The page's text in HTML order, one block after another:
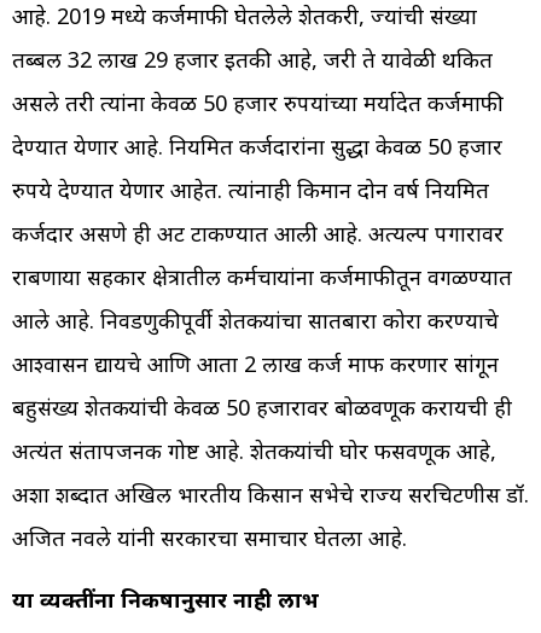
आहे. 2019 मध्ये कर्जमाफी घेतलेले शेतकरी, ज्यांची संख्या
तब्बल 32 लाख 29 हजार इतकी आहे, जरी ते यावेळी थकित
असले तरी त्यांना केवळ 50 हजार रुपयांच्या मर्यादेत कर्जमाफी
देण्यात येणार आहे. नियमित कर्जदारांना सुद्धा केवळ 50 हजार
रुपये देण्यात येणार आहेत. त्यांनाही किमान दोन वर्ष नियमित
कर्जदार असणे ही अट टाकण्यात आली आहे. अत्यल्प पगारावर
राबणाऱ्या सहकार क्षेत्रातील कर्मचाऱ्यांना कर्जमाफीतून वगळण्यात
आले आहे. निवडणुकीपूर्वी शेतकऱ्यांचा सातबारा कोरा करण्याचे
आश्वासन द्यायचे आणि आता 2 लाख कर्ज माफ करणार सांगून
बहुसंख्य शेतकऱ्यांची केवळ 50 हजारावर बोळवणूक करायची ही
अत्यंत संतापजनक गोष्ट आहे. शेतकऱ्यांची घोर फसवणूक आहे,
अशा शब्दात अखिल भारतीय किसान सभेचे राज्य सरचिटणीस डॉ.
अजित नवले यांनी सरकारचा समाचार घेतला आहे.
या व्यक्तींना निकषानुसार नाही लाभ